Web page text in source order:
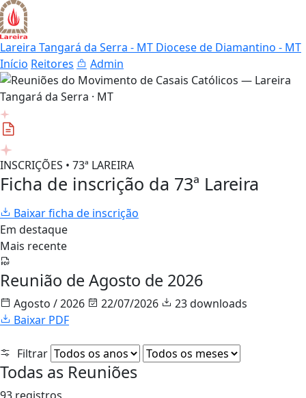
Lareira Tangará da Serra - MT Diocese de Diamantino - MT
Início Reitores Admin
INSCRIÇÕES • 73ª LAREIRA
Ficha de inscrição da 73ª Lareira
Baixar ficha de inscrição
Em destaque
Mais recente
Reunião de Agosto de 2026
Agosto / 2026 22/07/2026
23 downloads
Baixar PDF
Filtrar
Todas as Reuniões